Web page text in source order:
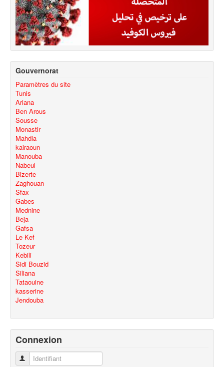
Gouvernorat
Paramètres du site
Tunis
Ariana
Ben Arous
Sousse
Monastir
Mahdia
kairaoun
Manouba
Nabeul
Bizerte
Zaghouan
Sfax
Gabes
Mednine
Beja
Gafsa
Le Kef
Tozeur
Kebili
Sidi Bouzid
Siliana
Tataouine
kasserine
Jendouba
Connexion
Identifiant